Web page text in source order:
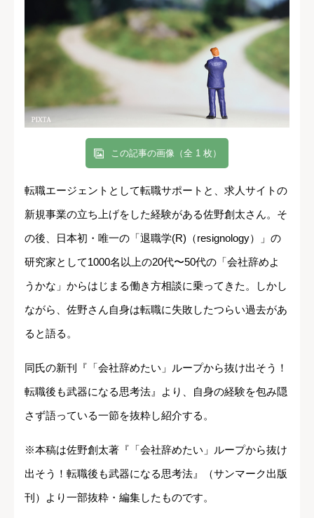
この記事の画像（全 1 枚）
転職エージェントとして転職サポートと、求人サイトの
新規事業の立ち上げをした経験がある佐野創太さん。そ
の後、日本初・唯一の「退職学(R)（resignology）」の
研究家として1000名以上の20代〜50代の「会社辞めよ
うかな」からはじまる働き方相談に乗ってきた。しかし
ながら、佐野さん自身は転職に失敗したつらい過去があ
ると語る。
同氏の新刊『「会社辞めたい」ループから抜け出そう！
転職後も武器になる思考法』より、自身の経験を包み隠
さず語っている一節を抜粋し紹介する。
※本稿は佐野創太著『「会社辞めたい」ループから抜け
出そう！転職後も武器になる思考法』（サンマーク出版
刊）より一部抜粋・編集したものです。